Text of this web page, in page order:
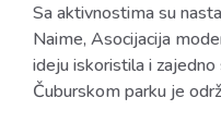
Sa aktivnostima su
Naime, Asocijacija
ideju iskoristila i
Čuburskom parku je